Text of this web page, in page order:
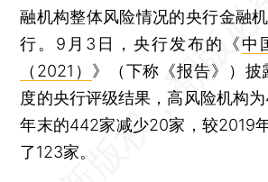
融机构整体风险情况的央行金融
行。9月3日，央行发布的《中
（2021） 》（下称《报告》）披
度的央行评级结果，高风险机构
年末的442家减少20家，较2019
了123家。